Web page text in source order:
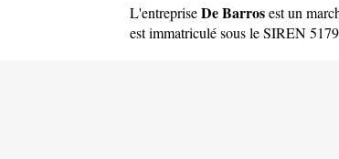
L'entrepriseDe Barrosest un
est immatriculé sous le SIREN